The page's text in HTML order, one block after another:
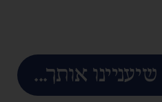
אותך...